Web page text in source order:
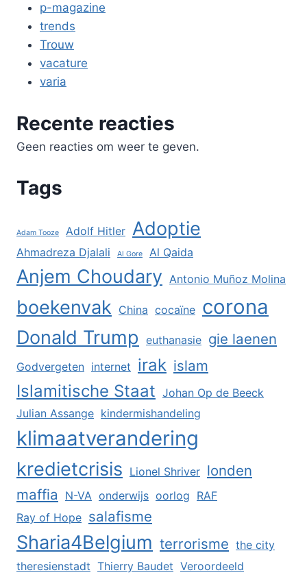
p-magazine
trends
Trouw
vacature
varia
Recente reacties
Geen reacties om weer te geven.
Tags
Adam Tooze Adolf Hitler Adoptie
Ahmadreza Djalali Al Gore Al Qaida
Anjem Choudary Antonio Muñoz Molina
boekenvak China cocaïne corona
Donald Trump euthanasie gie laenen
Godvergeten internet irak islam
Islamitische Staat Johan Op de Beeck
Julian Assange kindermishandeling
klimaatverandering
kredietcrisis Lionel Shriver londen
maffia
N-VA onderwijs oorlog RAF
Ray of Hope salafisme
Sharia4Belgium terrorisme the city
theresienstadt Thierry Baudet Veroordeeld